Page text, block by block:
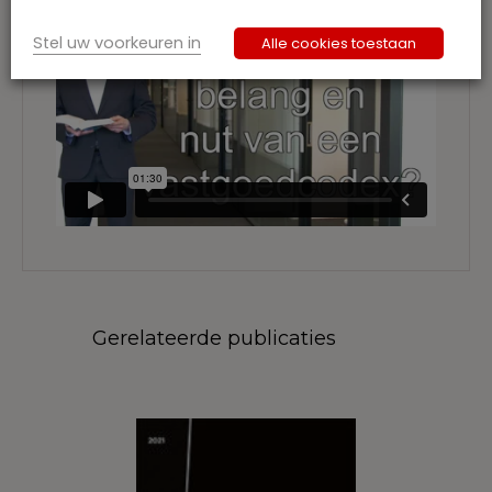
Gerelateerde publicaties
Stel uw voorkeuren in Alle cookies toestaan